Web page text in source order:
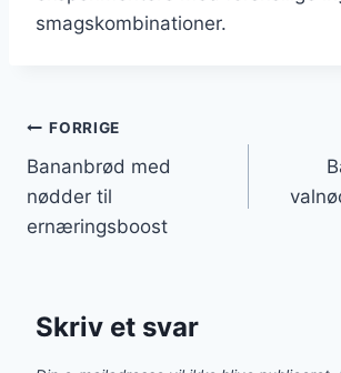
smagskombinationer.
Indlægsnavigation
FORRIGE
Bananbrød med
nødder til
ernæringsboost
Skriv et svar